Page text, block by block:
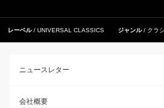
レーベル UNIVERSAL CLASSICS ジャンル クラ
ニュースレター
会社概要